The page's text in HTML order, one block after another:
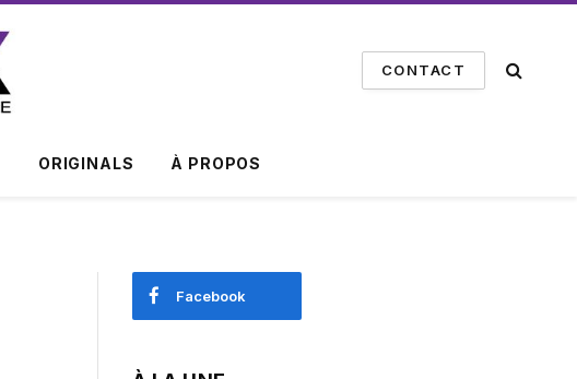
CONTACT
ORIGINALS À PROPOS
Facebook